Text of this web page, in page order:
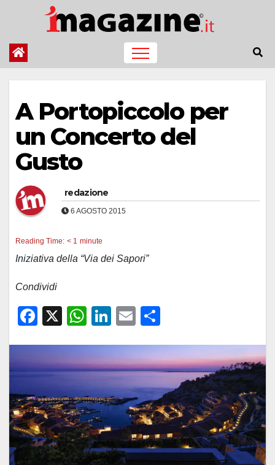
contenuto
A Portopiccolo per
un Concerto del
Gusto
redazione
6 AGOSTO 2015
Reading Time: < 1 minute
Iniziativa della “Via dei Sapori”
Condividi
F
c
e
b
o
o
k
X
W
at
s
A
p
p
Li
k
e
dI
n
E
ail n
di
vi
di